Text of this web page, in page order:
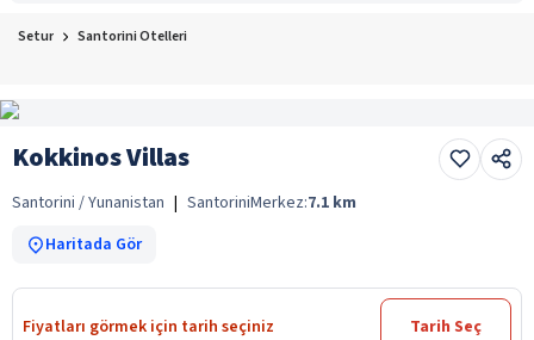
Setur Santorini Otelleri
Kokkinos Villas
Santorini / Yunanistan | SantoriniMerkez:7.1 km
Haritada Gör
Fiyatları görmek için tarih seçiniz Tarih Seç